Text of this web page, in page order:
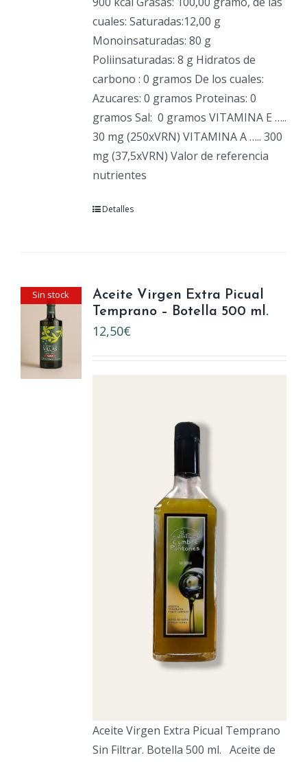
cuales: Saturadas:12,00 g
Monoinsaturadas: 80 g
Poliinsaturadas: 8 g Hidratos de
carbono : 0 gramos De los cuales:
Azucares: 0 gramos Proteinas: 0
gramos Sal: 0 gramos VITAMINA E …..
30 mg (250xVRN) VITAMINA A ….. 300
mg (37,5xVRN) Valor de referencia
nutrientes
Detalles
Sin stock
Aceite Virgen Extra Picual
Temprano – Botella 500 ml.
12,50€
Aceite Virgen Extra Picual Temprano
Sin Filtrar. Botella 500 ml. Aceite de